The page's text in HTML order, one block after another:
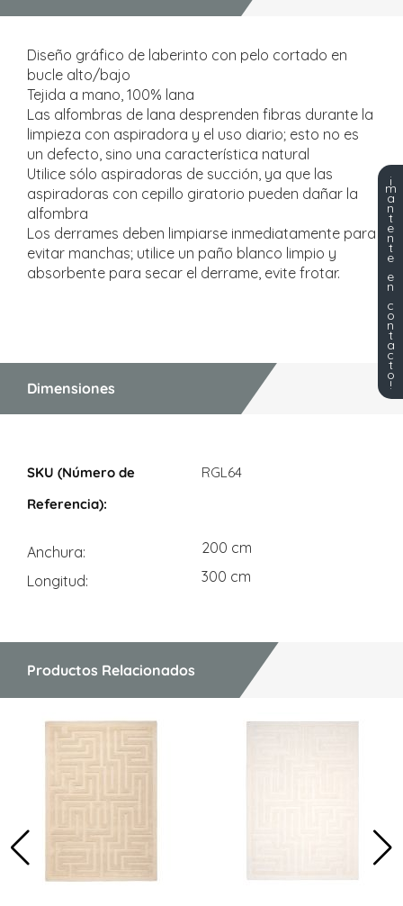
Diseño gráfico de laberinto con pelo cortado en
bucle alto/bajo
Tejida a mano, 100% lana
Las alfombras de lana desprenden fibras durante la
limpieza con aspiradora y el uso diario; esto no es
un defecto, sino una característica natural
Utilice sólo aspiradoras de succión, ya que las
aspiradoras con cepillo giratorio pueden dañar la
alfombra
Los derrames deben limpiarse inmediatamente para
evitar manchas; utilice un paño blanco limpio y
absorbente para secar el derrame, evite frotar.
Dimensiones
RGL64
Anchura
200 cm
Longitud
300 cm
Productos Relacionados
¡
m
a
n
t
e
n
t
e
e
n
c
o
n
t
a
c
t
o
!